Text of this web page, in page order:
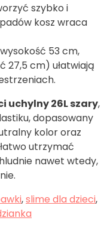
szybko i
kosz wraca
53 cm,
27,5 cm) ułatwiają
uchylny 26L szary,
dopasowany
kolor oraz
utrzymać
nawet wtedy,
,slime dla dzieci,